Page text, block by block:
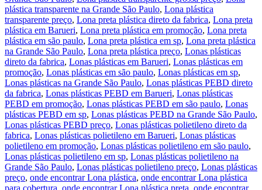
plástica transparente na Grande São Paulo, Lona plástica
transparente preço, Lona preta plástica direto da fabrica, Lona preta
plástica em Barueri, Lona preta plástica em promoção, Lona preta
plástica em são paulo, Lona preta plástica em sp, Lona preta plástica
na Grande São Paulo, Lona preta plástica preço, Lonas plásticas
direto da fabrica, Lonas plásticas em Barueri, Lonas plásticas em
promoção, Lonas plásticas em são paulo, Lonas plásticas em sp,
Lonas plásticas na Grande São Paulo, Lonas plásticas PEBD direto
da fabrica, Lonas plásticas PEBD em Barueri, Lonas plásticas
PEBD em promoção, Lonas plásticas PEBD em são paulo, Lonas
plásticas PEBD em sp, Lonas plásticas PEBD na Grande São Paulo,
Lonas plásticas PEBD preço, Lonas plásticas polietileno direto da
fabrica, Lonas plásticas polietileno em Barueri, Lonas plásticas
polietileno em promoção, Lonas plásticas polietileno em são paulo,
Lonas plásticas polietileno em sp, Lonas plásticas polietileno na
Grande São Paulo, Lonas plásticas polietileno preço, Lonas plásticas
preço, onde encontrar Lona plástica, onde encontrar Lona plástica
para cobertura onde encontrar Lona plástica preta onde encontrar